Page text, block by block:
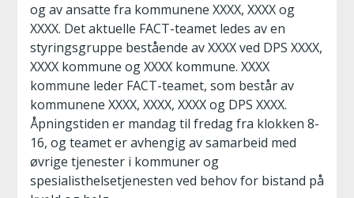
og av ansatte fra kommunene XXXX, XXXX og
XXXX. Det aktuelle FACT-teamet ledes av en
styringsgruppe bestående av XXXX ved DPS XXXX,
XXXX kommune og XXXX kommune. XXXX
kommune leder FACT-teamet, som består av
kommunene XXXX, XXXX, XXXX og DPS XXXX.
Åpningstiden er mandag til fredag fra klokken 8-
16, og teamet er avhengig av samarbeid med
øvrige tjenester i kommuner og
spesialisthelsetjenesten ved behov for bistand på